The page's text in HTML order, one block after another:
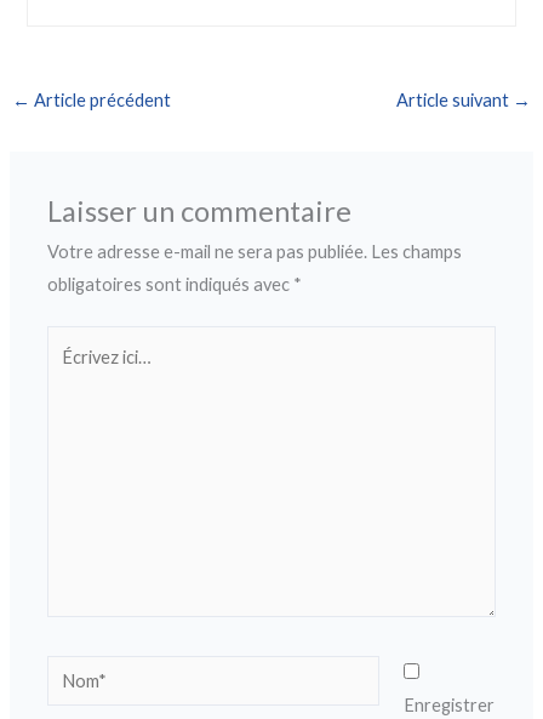
← Article précédent Article suivant →
Laisser un commentaire
Votre adresse e-mail ne sera pas publiée. Les champs
obligatoires sont indiqués avec *
Nom*
Enregistrer